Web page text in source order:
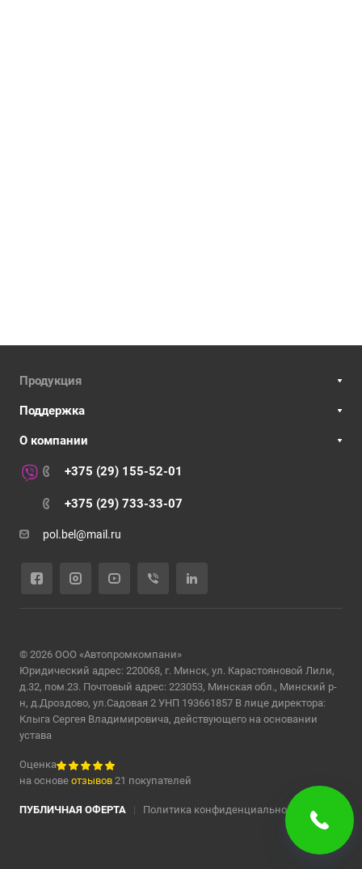
Продукция
Поддержка
О компании
+375 (29) 155-52-01
+375 (29) 733-33-07
pol.bel@mail.ru
© 2026 ООО «Автопромкомпани»
Юридический адрес: 220068, г. Минск, ул. Карастояновой Лили,
д.32, пом.23. Почтовый адрес: 223053, Минская обл., Минский р-
н, д.Дроздово, ул.Садовая 2 УНП 193661857 В лице директора:
Клыга Сергея Владимировича, действующего на основании
устава
Оценка
на основе отзывов 21 покупателей
ПУБЛИЧНАЯ ОФЕРТА | Политика конфиденциальности